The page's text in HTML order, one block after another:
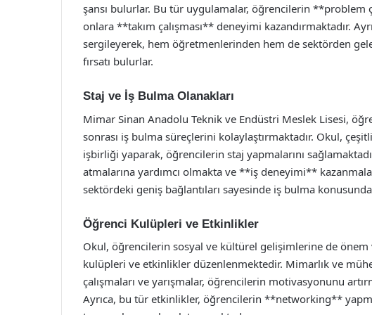
şansı bulurlar. Bu tür uygulamalar, öğrencilerin
onlara **takım çalışması** deneyimi kazandırmaktadır.
sergileyerek, hem öğretmenlerinden hem de sektörden
fırsatı bulurlar.
Staj ve İş Bulma Olanakları
Mimar Sinan Anadolu Teknik ve Endüstri Meslek Lisesi,
sonrası iş bulma süreçlerini kolaylaştırmaktadır. Okul,
işbirliği yaparak, öğrencilerin staj yapmalarını
atmalarına yardımcı olmakta ve **iş deneyimi**
sektördeki geniş bağlantıları sayesinde iş bulma
Öğrenci Kulüpleri ve Etkinlikler
Okul, öğrencilerin sosyal ve kültürel gelişimlerine de
kulüpleri ve etkinlikler düzenlenmektedir. Mimarlık ve
çalışmaları ve yarışmalar, öğrencilerin motivasyonunu
Ayrıca, bu tür etkinlikler, öğrencilerin **networking**